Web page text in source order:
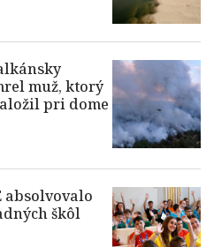
muž, ktorý
pri dome
absolvovalo
škôl